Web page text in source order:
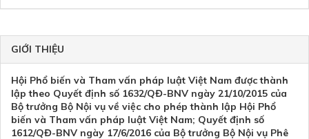
GIỚI THIỆU
Hội Phổ biến và Tham vấn pháp luật Việt Nam được thành
lập theo Quyết định số 1632/QĐ-BNV ngày 21/10/2015 của
Bộ trưởng Bộ Nội vụ về việc cho phép thành lập Hội Phổ
biến và Tham vấn pháp luật Việt Nam; Quyết định số
1612/QĐ-BNV ngày 17/6/2016 của Bộ trưởng Bộ Nội vụ Phê